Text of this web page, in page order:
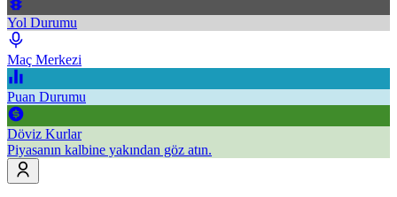
Yol Durumu
Maç Merkezi
Puan Durumu
Döviz Kurlar
Piyasanın kalbine yakından göz atın.